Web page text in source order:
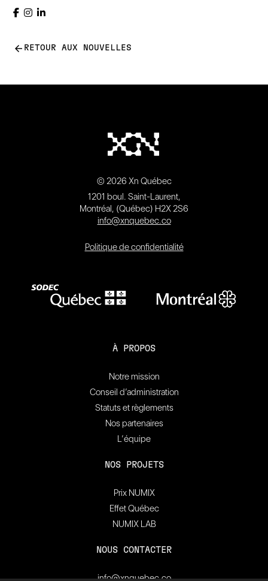
arrow_back RETOUR AUX NOUVELLES
© 2026 Xn Québec
1201 boul. Saint-Laurent,
Montréal, (Québec) H2X 2S6
info@xnquebec.co
Politique de confidentialité
À PROPOS
Notre mission
Conseil d’administration
Statuts et règlements
Nos partenaires
L’équipe
NOS PROJETS
Prix NUMIX
Effet Québec
NUMIX LAB
NOUS CONTACTER
info@xnquebec.co